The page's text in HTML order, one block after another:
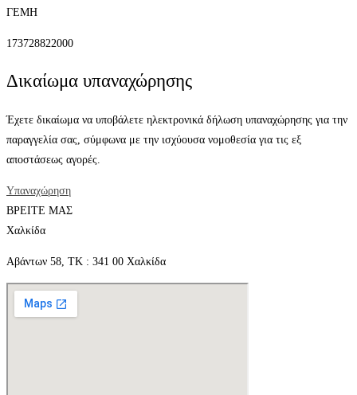
ΓΕΜΗ
173728822000
Δικαίωμα υπαναχώρησης
Έχετε δικαίωμα να υποβάλετε ηλεκτρονικά δήλωση υπαναχώρησης για την
παραγγελία σας, σύμφωνα με την ισχύουσα νομοθεσία για τις εξ
αποστάσεως αγορές.
Υπαναχώρηση
ΒΡΕΙΤΕ ΜΑΣ
Χαλκίδα
Αβάντων 58, ΤΚ : 341 00 Χαλκίδα